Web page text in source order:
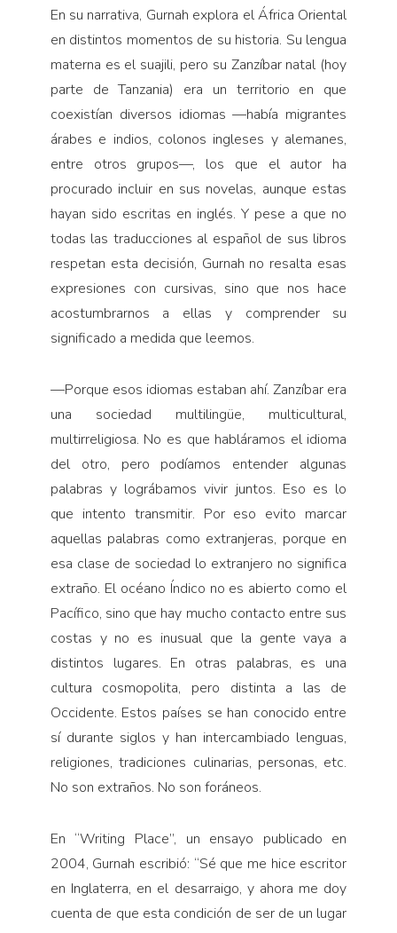
En su narrativa, Gurnah explora el África Oriental
en distintos momentos de su historia. Su lengua
materna es el suajili, pero su Zanzíbar natal (hoy
parte de Tanzania) era un territorio en que
coexistían diversos idiomas —había migrantes
árabes e indios, colonos ingleses y alemanes,
entre otros grupos—, los que el autor ha
procurado incluir en sus novelas, aunque estas
hayan sido escritas en inglés. Y pese a que no
todas las traducciones al español de sus libros
respetan esta decisión, Gurnah no resalta esas
expresiones con cursivas, sino que nos hace
acostumbrarnos a ellas y comprender su
significado a medida que leemos.
—Porque esos idiomas estaban ahí. Zanzíbar era
una sociedad multilingüe, multicultural,
multirreligiosa. No es que habláramos el idioma
del otro, pero podíamos entender algunas
palabras y lográbamos vivir juntos. Eso es lo
que intento transmitir. Por eso evito marcar
aquellas palabras como extranjeras, porque en
esa clase de sociedad lo extranjero no significa
extraño. El océano Índico no es abierto como el
Pacífico, sino que hay mucho contacto entre sus
costas y no es inusual que la gente vaya a
distintos lugares. En otras palabras, es una
cultura cosmopolita, pero distinta a las de
Occidente. Estos países se han conocido entre
sí durante siglos y han intercambiado lenguas,
religiones, tradiciones culinarias, personas, etc.
No son extraños. No son foráneos.
En “Writing Place”, un ensayo publicado en
2004, Gurnah escribió: “Sé que me hice escritor
en Inglaterra, en el desarraigo, y ahora me doy
cuenta de que esta condición de ser de un lugar